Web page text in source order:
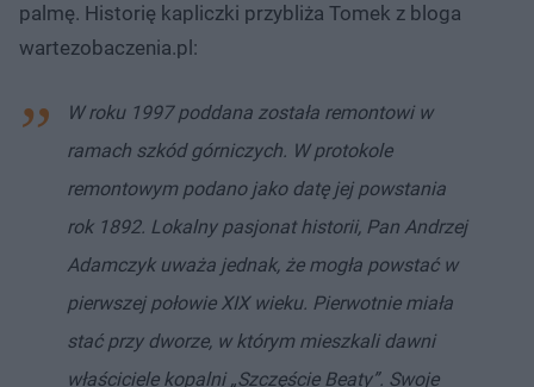
palmę. Historię kapliczki przybliża Tomek z bloga
wartezobaczenia.pl:
W roku 1997 poddana została remontowi w
ramach szkód górniczych. W protokole
remontowym podano jako datę jej powstania
rok 1892. Lokalny pasjonat historii, Pan Andrzej
Adamczyk uważa jednak, że mogła powstać w
pierwszej połowie XIX wieku. Pierwotnie miała
stać przy dworze, w którym mieszkali dawni
właściciele kopalni „Szczęście Beaty”. Swoje